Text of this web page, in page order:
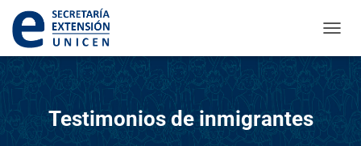
Testimonios de inmigrantes